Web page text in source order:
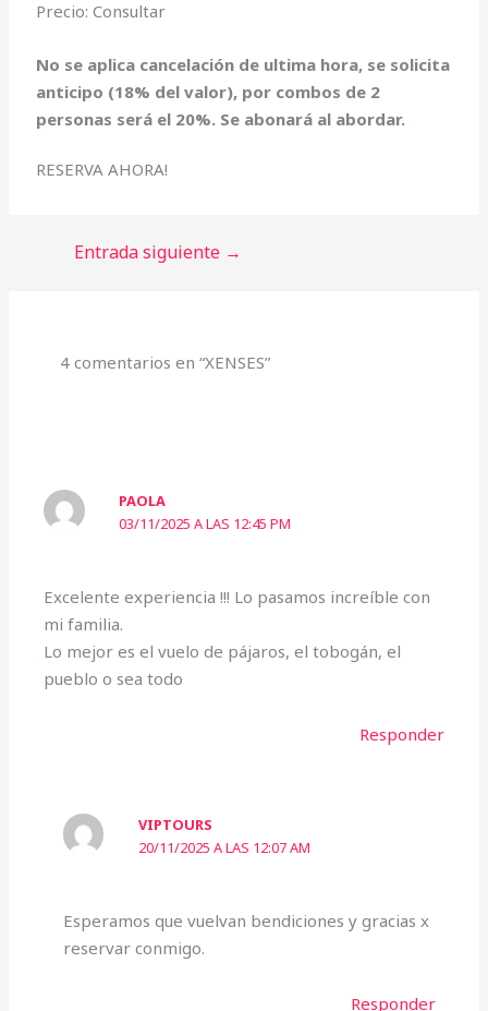
Precio: Consultar
No se aplica cancelación de ultima hora, se solicita
anticipo (18% del valor), por combos de 2
personas será el 20%. Se abonará al abordar.
RESERVA AHORA!
Entrada siguiente →
4 comentarios en “XENSES”
PAOLA
03/11/2025 A LAS 12:45 PM
Excelente experiencia !!! Lo pasamos increíble con
mi familia.
Lo mejor es el vuelo de pájaros, el tobogán, el
pueblo o sea todo
Responder
VIPTOURS
20/11/2025 A LAS 12:07 AM
Esperamos que vuelvan bendiciones y gracias x
reservar conmigo.
Responder